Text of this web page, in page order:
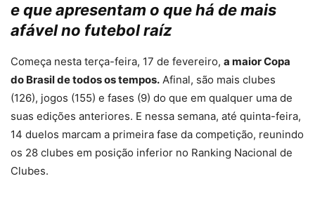
e que apresentam o que há de mais
afável no futebol raíz
Começa nesta terça-feira, 17 de fevereiro, a maior Copa
do Brasil de todos os tempos. Afinal, são mais clubes
(126), jogos (155) e fases (9) do que em qualquer uma de
suas edições anteriores. E nessa semana, até quinta-feira,
14 duelos marcam a primeira fase da competição, reunindo
os 28 clubes em posição inferior no Ranking Nacional de
Clubes.